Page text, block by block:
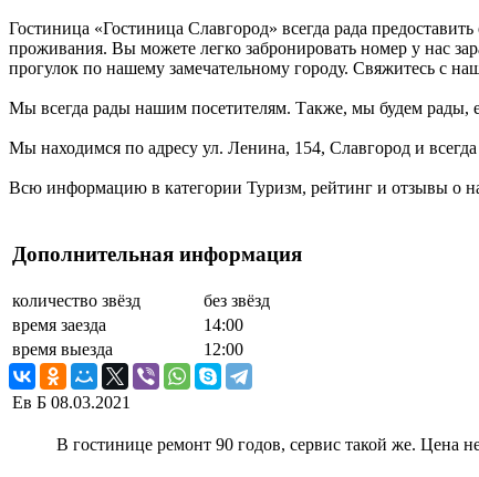
Гостиница «Гостиница Славгород» всегда рада
проживания. Вы можете легко забронировать номер у нас
прогулок по нашему замечательному городу. Свяжитесь с
Мы всегда рады нашим посетителям. Также, мы будем рады,
Мы находимся по адресу ул. Ленина, 154, Славгород и
Всю информацию в категории Туризм, рейтинг и отзывы о
Дополнительная информация
количество звёзд
без звёзд
время заезда
14:00
время выезда
12:00
Ев Б 08.03.2021
В гостинице ремонт 90 годов, сервис такой же. Цена